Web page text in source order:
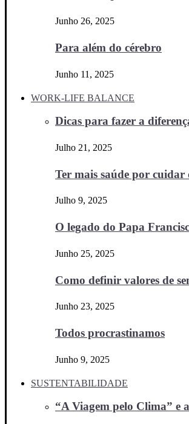
Junho 26, 2025
Para além do cérebro
Junho 11, 2025
WORK-LIFE BALANCE
Dicas para fazer a
Julho 21, 2025
Ter mais saúde por cuidar
Julho 9, 2025
O legado do Papa
Junho 25, 2025
Como definir valores de
Junho 23, 2025
Todos procrastinamos
Junho 9, 2025
SUSTENTABILIDADE
“A Viagem pelo Clima” e